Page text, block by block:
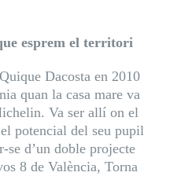
esprem el territori
Dacosta en 2010
quan la casa mare va
Va ser allí on el
potencial del seu pupil
se d’un doble projecte
8 de València, Torna